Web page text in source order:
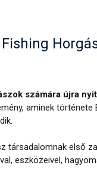
számára újra
aminek
társadalomnak első
eszközeivel,